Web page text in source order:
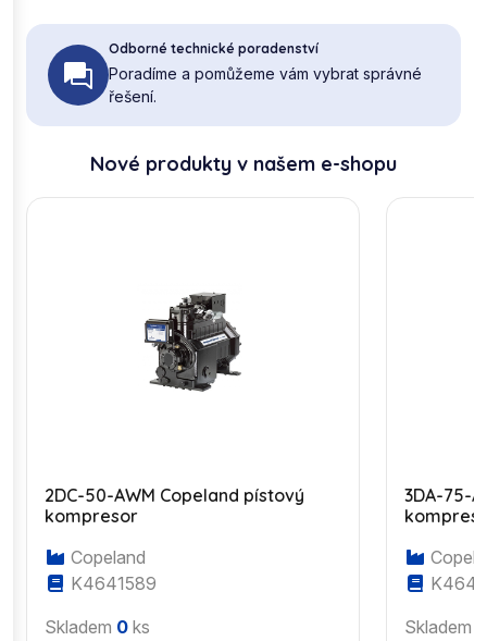
Odborné technické poradenství
Poradíme a pomůžeme vám vybrat správné
řešení.
Nové produkty v našem e-shopu
2DC-50-AWM Copeland pístový
kompresor
Copeland
K4641589
Skladem 0 ks
3DA-75-
Skladem